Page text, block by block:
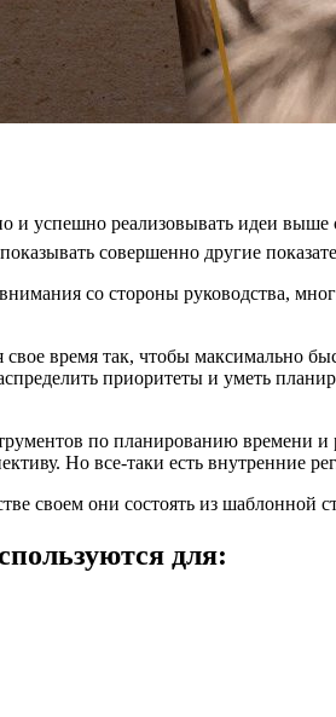
и успешно реализовывать идеи
совершенно другие
со стороны руководства,
время так, чтобы максимально
приоритеты и уметь
по планированию времени
Но все-таки есть внутренние
своем они состоять из шаблонной
для: